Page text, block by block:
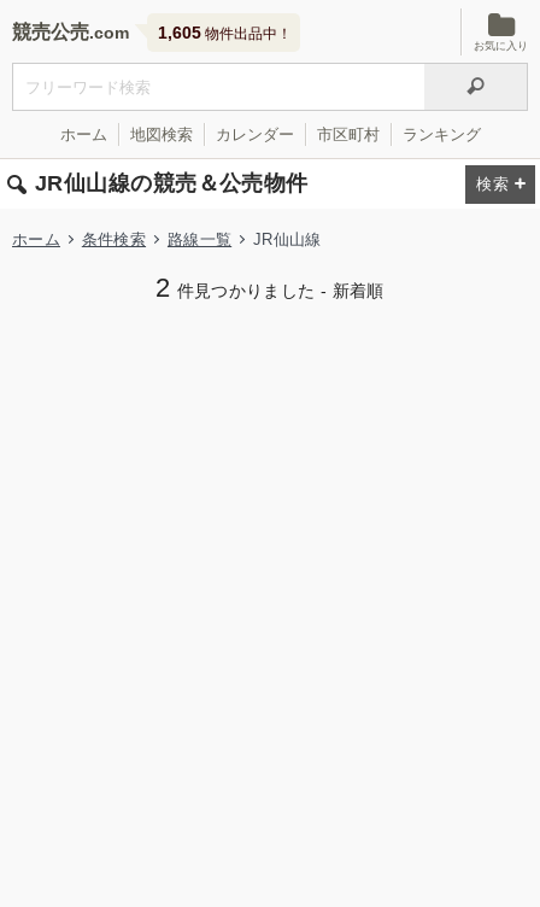
競売公売 1,605 物件出品中！
お気に入り
ホーム 地図検索 カレンダー 市区町村 ランキング
JR仙山線の競売＆公売物件
ホーム 条件検索 路線一覧 JR仙山線
2 件見つかりました - 新着順